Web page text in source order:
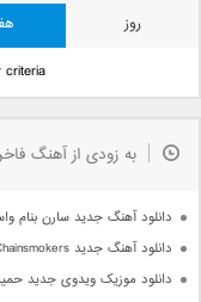
روز
به زودی از آهنگ
دانلود آهنگ جدید سارن بنام
دانلود آهنگ جدید The Chainsmokers و Emily Warren بنام Side Effects
دانلود موزیک ویدوی جدید